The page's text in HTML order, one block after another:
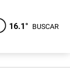
16.1° BUSCAR